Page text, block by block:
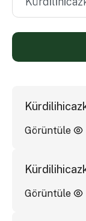
Görüntüle
Görüntüle